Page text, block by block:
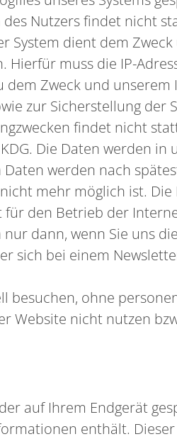
Nutzers findet nicht
System dient dem
Hierfür muss die IP-
dem Zweck und
zur Sicherstellung
findet nicht
KDG. Die Daten werden
werden nach
mehr möglich ist.
für den Betrieb der
dann, wenn Sie uns
sich bei einem
besuchen, ohne
Website nicht nutzen
auf Ihrem Endgerät
enthält.